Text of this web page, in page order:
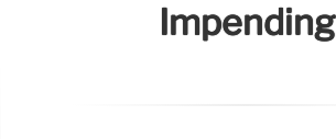
Impending